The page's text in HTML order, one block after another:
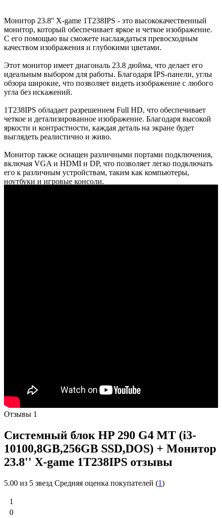
Монитор 23.8'' X-game 1T238IPS - это высококачественный
монитор, который обеспечивает яркое и четкое изображение.
С его помощью вы сможете наслаждаться превосходным
качеством изображения и глубокими цветами.
Этот монитор имеет диагональ 23.8 дюйма, что делает его
идеальным выбором для работы. Благодаря IPS-панели, углы
обзора широкие, что позволяет видеть изображение с любого
угла без искажений.
1T238IPS обладает разрешением Full HD, что обеспечивает
четкое и детализированное изображение. Благодаря высокой
яркости и контрастности, каждая деталь на экране будет
выглядеть реалистично и живо.
Монитор также оснащен различными портами подключения,
включая VGA и HDMI и DP, что позволяет легко подключать
его к различным устройствам, таким как компьютеры,
ноутбуки и игровые консоли.
Отзывы 1
Системный блок HP 290 G4 MT (i3-
10100,8GB,256GB SSD,DOS) + Монитор
23.8'' X-game 1T238IPS отзывы
5.00 из 5 звезд Средняя оценка покупателей (1)
1
0